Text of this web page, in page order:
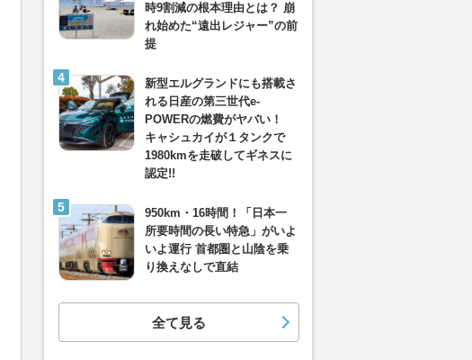
時9割減の根本理由とは？ 崩
れ始めた“遠出レジャー”の前
提
新型エルグランドにも搭載さ
れる日産の第三世代e-
POWERの燃費がヤバい！
キャシュカイが１タンクで
1980kmを走破してギネスに
認定!!
950km・16時間！「日本一
所要時間の長い特急」がいよ
いよ運行 首都圏と山陰を乗
り換えなしで直結
全て見る